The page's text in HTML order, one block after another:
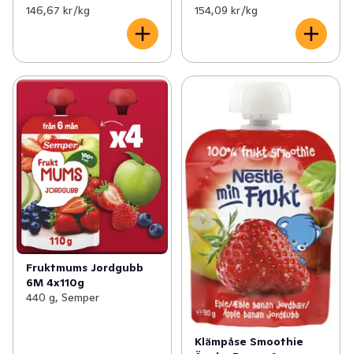
146,67 kr /kg 154,09 kr /kg
Fruktmums Jordgubb
6M 4x110g
440 g, Semper
Klämpåse Smoothie